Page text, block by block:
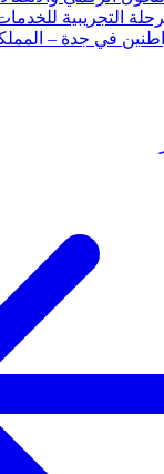
التجريبية للخدمات
في جدة – المملكة